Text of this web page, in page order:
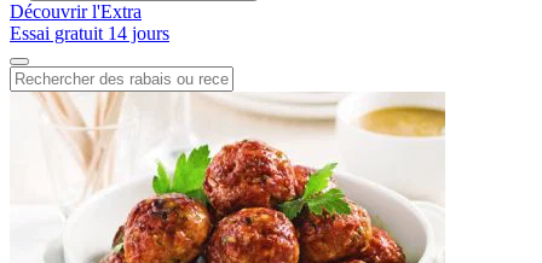
Découvrir l'Extra
Essai gratuit 14 jours